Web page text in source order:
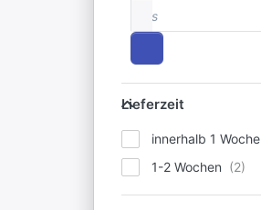
Lieferzeit
Lieferzeit
innerhalb 1 Woche
1-2 Wochen